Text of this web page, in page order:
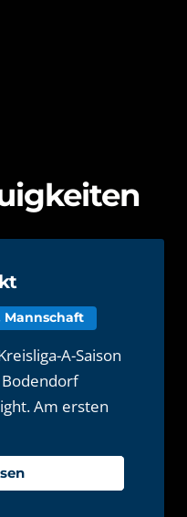
Mannschaft
A-Saison
Bodendorf
Am ersten